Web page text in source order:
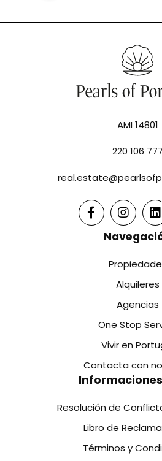
AMI 14801
220 106 777
Alquileres
Agencias
One Stop
Vivir en
Contacta con
Resolución de
Libro de
Términos y